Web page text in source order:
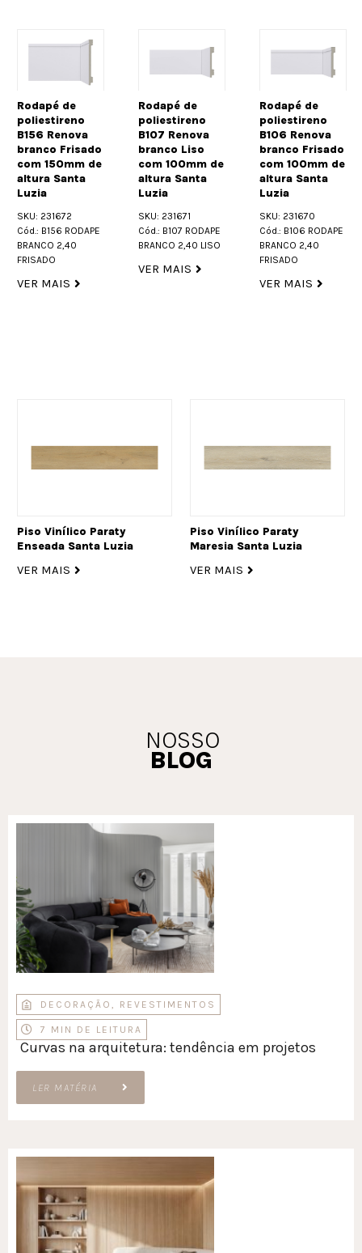
Rodapé de
poliestireno
B156 Renova
branco Frisado
com 150mm de
altura Santa
Luzia
SKU: 231672
Cód.: B156 RODAPE
BRANCO 2,40
FRISADO
VER MAIS
Rodapé de
poliestireno
B107 Renova
branco Liso
com 100mm de
altura Santa
Luzia
SKU: 231671
Cód.: B107 RODAPE
BRANCO 2,40 LISO
VER MAIS
Rodapé de
poliestireno
B106 Renova
branco Frisado
com 100mm de
altura Santa
Luzia
SKU: 231670
Cód.: B106 RODAPE
BRANCO 2,40
FRISADO
VER MAIS
Piso Vinílico Paraty
Enseada Santa Luzia
VER MAIS
Piso Vinílico Paraty
Maresia Santa Luzia
VER MAIS
NOSSO
BLOG
DECORAÇÃO , REVESTIMENTOS
7 MIN DE LEITURA
Curvas na arquitetura: tendência em projetos
LER MATÉRIA